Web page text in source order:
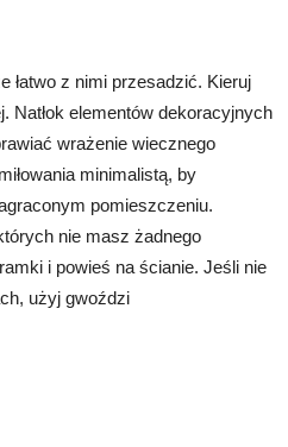
łatwo z nimi przesadzić.‌ Kieruj
Natłok elementów dekoracyjnych
wrażenie wiecznego
minimalistą, by
pomieszczeniu.
nie masz żadnego
i powieś na ścianie. Jeśli nie
użyj gwoździ